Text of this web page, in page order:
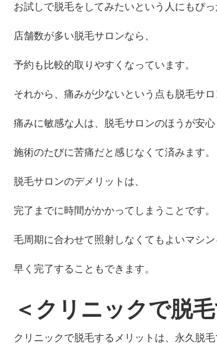
お試しで脱毛をしてみたいという人にもぴっ
店舗数が多い脱毛サロンなら、
予約も比較的取りやすくなっています。
それから、痛みが少ないという点も脱毛サロ
痛みに敏感な人は、脱毛サロンのほうが安心
施術のたびに苦痛だと感じなくて済みます。
脱毛サロンのデメリットは、
完了までに時間がかかってしまうことです。
毛周期に合わせて照射しなくてもよいマシン
早く完了することもできます。
＜クリニックで脱
クリニックで脱毛するメリットは、永久脱毛